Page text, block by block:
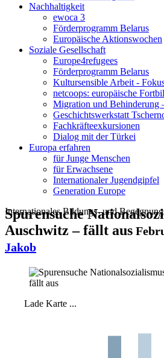
Nachhaltigkeit
ewoca 3
Förderprogramm Belarus
Europäische Aktionswochen
Soziale Gesellschaft
Europe4refugees
Förderprogramm Belarus
Kultursensible Arbeit -
netcoops: europäische
Migration und Behinderung
Geschichtswerkstatt
Fachkräfteexkursionen
Dialog mit der Türkei
Europa erfahren
für Junge Menschen
für Erwachsene
Internationaler Jugendgipfel
Generation Europe
Internationales Bildungs- und
Spurensuche
Auschwitz – fällt aus
Jakob
Lade Karte ...